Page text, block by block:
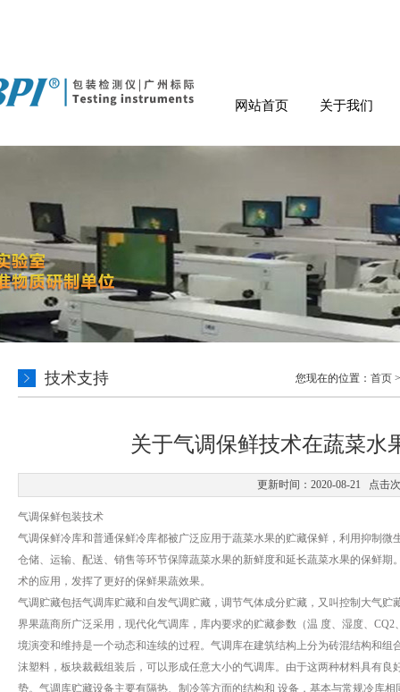
网站首页 关于我们
技术支持 您现在的位置： 首页
关于气调保鲜技术在蔬菜水
更新时间：2020-08-21 点击
气调保鲜包装技术
气调保鲜冷库和普通保鲜冷库都被广泛应用于蔬菜水果的贮藏保鲜，利用抑制
仓储、运输、配送、销售等环节保障蔬菜水果的新鲜度和延长蔬菜水果的保鲜
术的应用，发挥了更好的保鲜果蔬效果。
气调贮藏包括气调库贮藏和自发气调贮藏，调节气体成分贮藏，又叫控制大气
界果蔬商所广泛采用，现代化气调库，库内要求的贮藏参数（温 度、湿度、
境演变和维持是一个动态和连续的过程。气调库在建筑结构上分为砖混结构和
沫塑料，板块裁截组装后，可以形成任意大小的气调库。由于这两种材料具有
势。气调库贮藏设备主要有隔热、制冷等方面的结构和 设备，基本与常规冷库